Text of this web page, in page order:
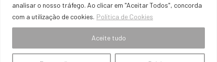
analisar o nosso tráfego. Ao clicar em "Aceitar Todos", concorda
com a utilização de cookies. Política de Cookies
Aceite tudo
Frederico, pioneiro no tricô masculino, une aventura e criatividade com
peças únicas e workshops inovadores. Descubra o universo Knitted By
Macho Men!